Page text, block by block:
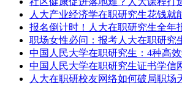
人大产业经济学在职研究生花钱
报名倒计时！人大在职研究生全年
职场女性必问：报考人大在职研究
中国人民大学在职研究生：4种高
中国人民大学在职研究生证书学信
人大在职研校友网络如何破局职场